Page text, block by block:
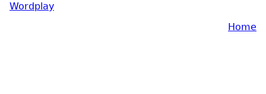
Wordplay
Home